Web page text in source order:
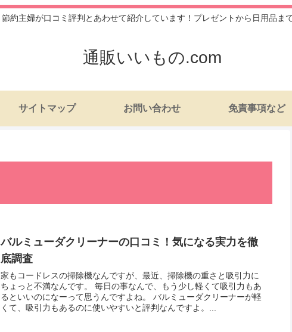
節約主婦が口コミ評判とあわせて紹介しています！プレゼントから日用品まで
通販いいもの.com
サイトマップ お問い合わせ 免責事項など
バルミューダクリーナーの口コミ！気になる実力を徹
底調査
家もコードレスの掃除機なんですが、最近、掃除機の重さと吸引力に
ちょっと不満なんです。 毎日の事なんで、もう少し軽くて吸引力もあ
るといいのになーって思うんですよね。 バルミューダクリーナーが軽
くて、吸引力もあるのに使いやすいと評判なんですよ。...